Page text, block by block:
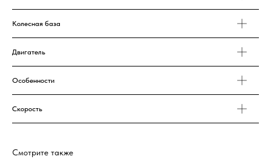
Колесная база
Двигатель
Особенности
Скорость
Смотрите также